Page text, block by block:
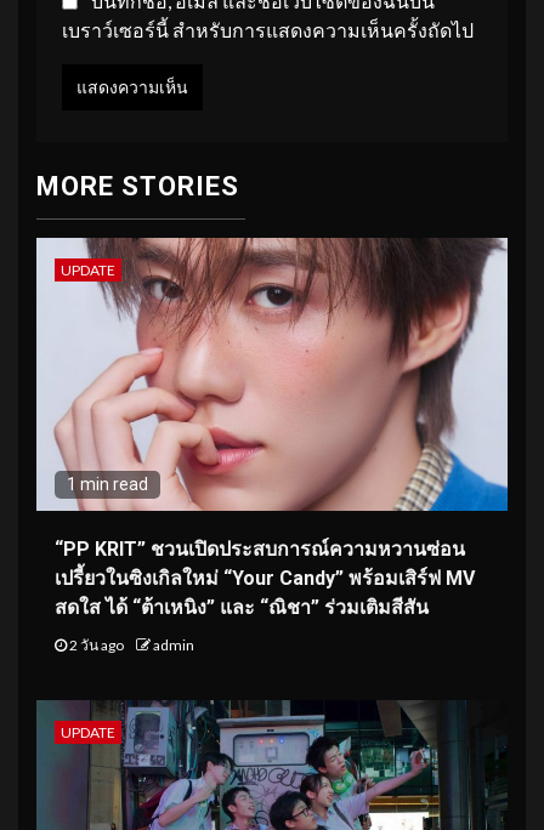
เบราว์เซอร์นี้ สำหรับการแสดงความเห็นครั้งถัดไป
MORE STORIES
UPDATE
1 min read
“PP KRIT” ชวนเปิดประสบการณ์ความหวานซ่อน
เปรี้ยวในซิงเกิลใหม่ “Your Candy” พร้อมเสิร์ฟ MV
สดใส ได้ “ต้าเหนิง” และ “ณิชา” ร่วมเติมสีสัน
2 วัน ago admin
UPDATE